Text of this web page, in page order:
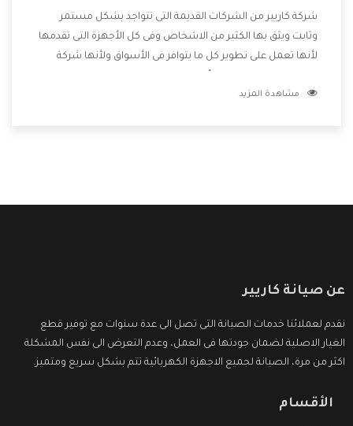
شركة كاريير من الشركات القديمة التى تتواجد بشكل مستمر
وثابت ويثق بها الكثير من الاشخاص وفى كل الأجهزة التى تقدمها
لأنها تعمل على تطوير كل ما يتوافر فى الأسواق ولأنها شركة
وتقدم للعملاء أقوى العروض والخصومات التى تسهل على
مشاهدة المزيد
عن صيانة كاريير
نقدم لعملائنا خدمات الصيانة التى تصل الى عدة سنوات مع توفير قطع
الغيار الاصلية لضمان جودتها فى العمل، وعدم التعرض الى نفس المشكلة
اكثر من مرة، الصيانة لجميع الاجهزة الكهربائية تتم بشكل سريع ومتميز.
الأقسام